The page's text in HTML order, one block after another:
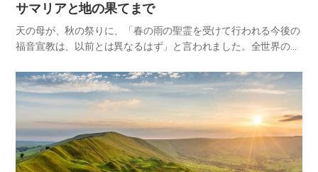
​サマリアと地の果てまで​
天の母が、秋の祭りに、「春の雨の聖霊を受けて行われる今後の
福音宣教は、以前とは異なるはず」と言われました。全世界のシ
多くの天の子供が戻ってきているという良い知らせが続々と届い
ています…